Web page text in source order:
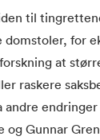
til
for
at
raskere
og Gunnar